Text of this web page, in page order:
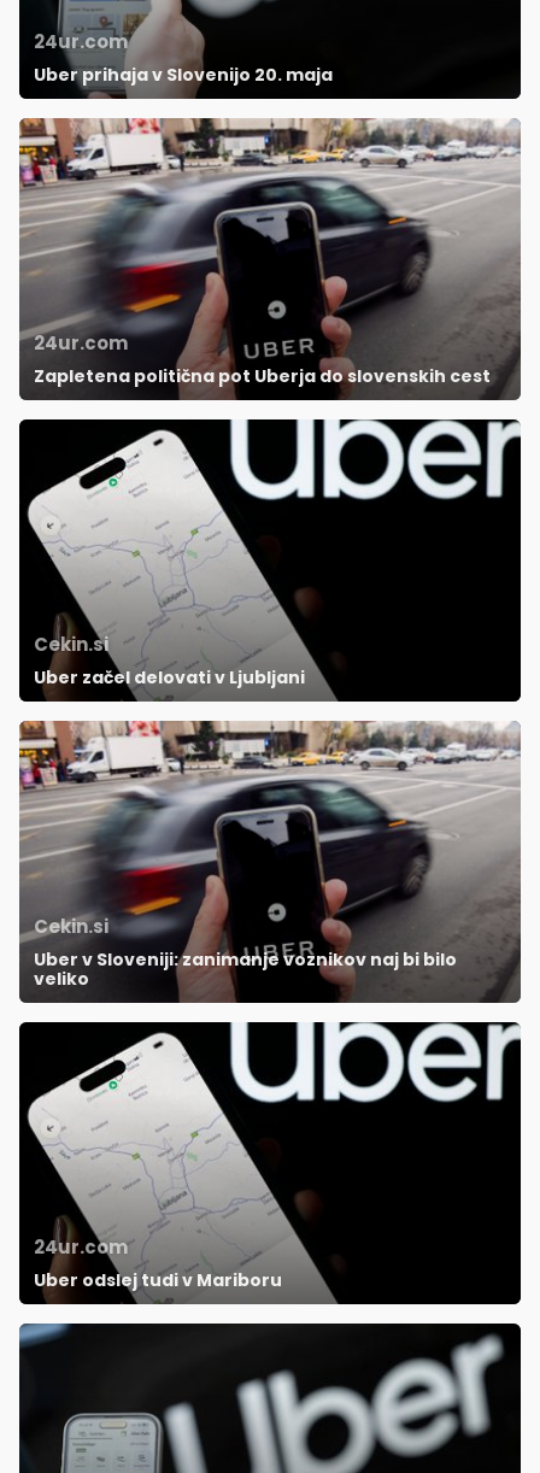
24ur.com
Uber prihaja v Slovenijo 20. maja
24ur.com
Zapletena politična pot Uberja do slovenskih cest
Cekin.si
Uber začel delovati v Ljubljani
Cekin.si
Uber v Sloveniji: zanimanje voznikov naj bi bilo
veliko
24ur.com
Uber odslej tudi v Mariboru